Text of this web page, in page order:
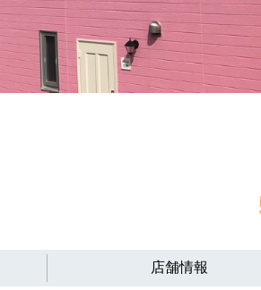
店舗情報